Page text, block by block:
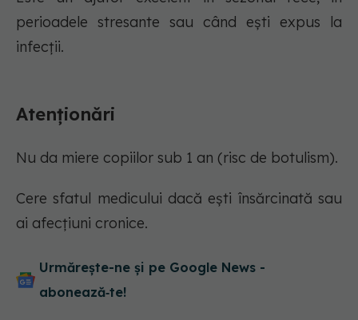
perioadele stresante sau când ești expus la
infecții.
Atenționări
Nu da miere copiilor sub 1 an (risc de botulism).
Cere sfatul medicului dacă ești însărcinată sau
ai afecțiuni cronice.
Urmărește-ne și pe Google News -
abonează‑te!